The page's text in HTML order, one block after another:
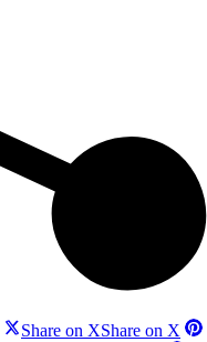
Share on XShare on X